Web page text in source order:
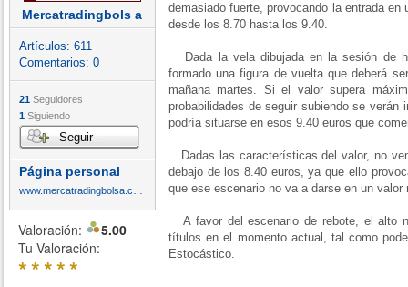
Mercatradingbols a
Artículos: 611
Comentarios: 0
21 Seguidores
1 Siguiendo
Seguir
Página personal
Valoración:
5.00
Tu Valoración:
*****
demasiado fuerte, provocando la entrada
desde los 8.70 hasta los 9.40.
Dada la vela dibujada en la sesión de
formado una figura de vuelta que deberá
mañana martes. Si el valor supera
probabilidades de seguir subiendo se verán
podría situarse en esos 9.40 euros que
Dadas las características del valor, no
debajo de los 8.40 euros, ya que ello
que ese escenario no va a darse en un
A favor del escenario de rebote, el alto
títulos en el momento actual, tal como
Estocástico.